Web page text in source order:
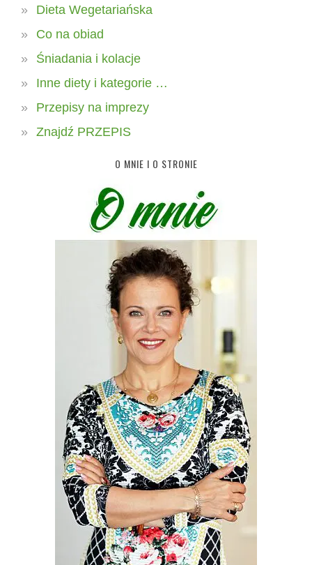
Dieta Wegetariańska
Co na obiad
Śniadania i kolacje
Inne diety i kategorie …
Przepisy na imprezy
Znajdź PRZEPIS
O MNIE I O STRONIE